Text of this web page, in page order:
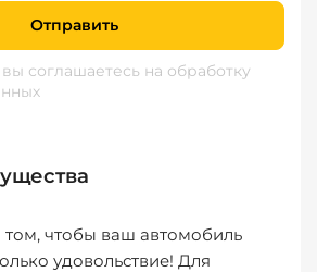
Отправить
соглашаетесь на обработку
чтобы ваш автомобиль
удовольствие! Для